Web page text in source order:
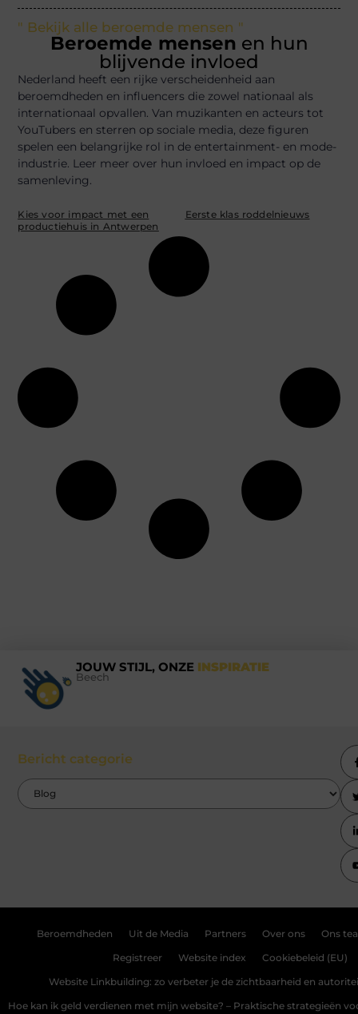
" Bekijk alle beroemde mensen "
Beroemde mensen en hun
blijvende invloed
Nederland heeft een rijke verscheidenheid aan
beroemdheden en influencers die zowel nationaal als
internationaal opvallen. Van muzikanten en acteurs tot
YouTubers en sterren op sociale media, deze figuren
spelen een belangrijke rol in de entertainment- en mode-
industrie. Leer meer over hun invloed en impact op de
samenleving.
Kies voor impact met een
productiehuis in Antwerpen
Eerste klas roddelnieuws
JOUW STIJL, ONZE INSPIRATIE
Beech
Bericht categorie
Beroemdheden Uit de Media Partners Over ons Ons
Registreer Website index Cookiebeleid (EU)
Website Linkbuilding: zo verbeter je de zichtbaarheid en
Hoe kan ik geld verdienen met mijn website? – Praktische strategieën